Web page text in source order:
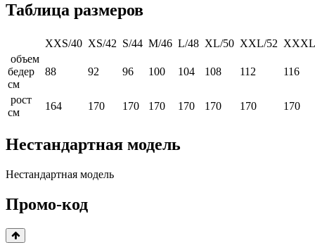
Таблица размеров
XXS/40 XS/42 S/44 M/46 L/48 XL/50 XXL/52
объем
бедер
см
88 92 96 100 104 108 112 116
рост
см
164 170 170 170 170 170 170 170
Нестандартная модель
Нестандартная модель
Промо-код